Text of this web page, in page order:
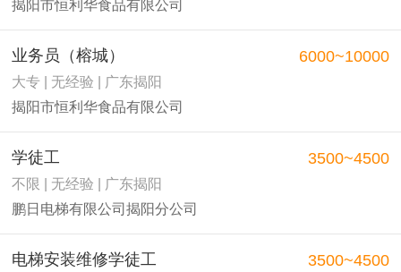
揭阳市恒利华食品有限公司
业务员（榕城）
大专 | 无经验 | 广东揭阳
揭阳市恒利华食品有限公司
6000~10000
学徒工
不限 | 无经验 | 广东揭阳
鹏日电梯有限公司揭阳分公司
3500~4500
电梯安装维修学徒工 3500~4500